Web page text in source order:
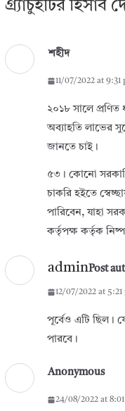
গ্র্যাচুইটির হিসাব
শহীদ
11/07/2022 at 9:31
২০১৮ সালে
অব্যাহতি লাভের
জানতে চাই।
৫৩। কোনো
চাকরি হইতে
পারিবেন, যাহা
কর্তৃপক্ষ কর্তৃক
adminPost
12/07/2022 at 5:21
পূর্বেও এটি ছিল।
পারবে।
Anonymous
24/08/2022 at